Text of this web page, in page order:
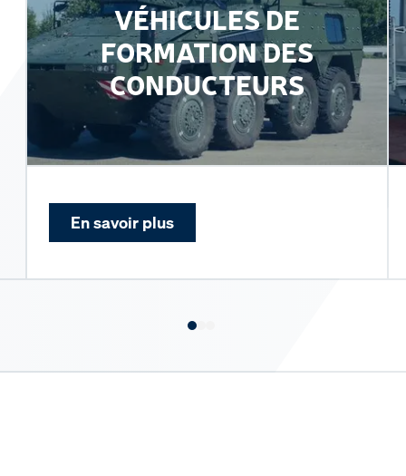
VÉHICULES DE
FORMATION DES
CONDUCTEURS
En savoir plus